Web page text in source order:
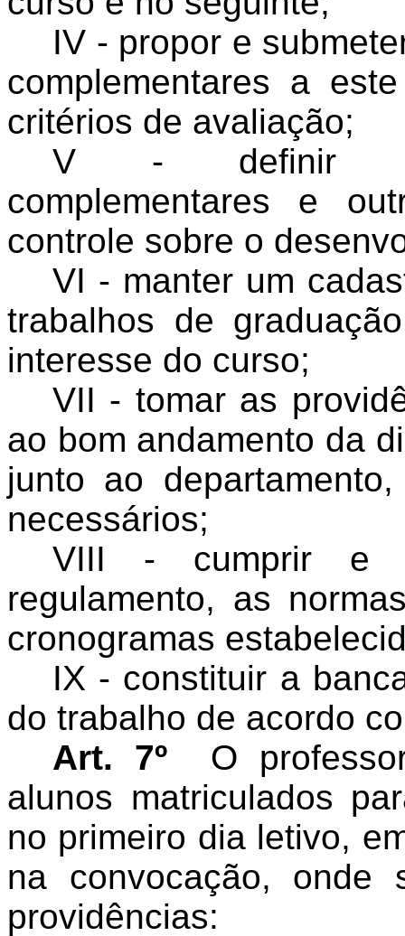
IV - propor e
complementares a
critérios de avaliação;
V - definir
complementares e
controle sobre o
VI - manter um
trabalhos de
interesse do curso;
VII - tomar as
ao bom andamento da
junto ao
necessários;
VIII - cumprir e
regulamento, as
cronogramas
IX - constituir a
do trabalho de acordo
Art. 7º
O
alunos matriculados
no primeiro dia letivo,
na convocação, onde
providências: